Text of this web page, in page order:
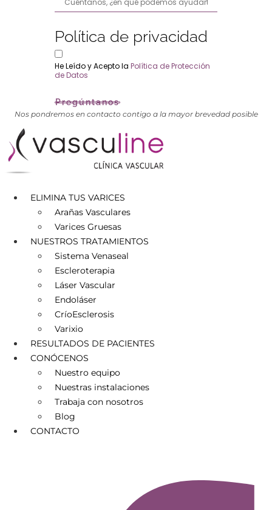
Política de privacidad
He Leído y Acepto la Política de Protección
de Datos
Pregúntanos
Nos pondremos en contacto contigo a la mayor brevedad posible
ELIMINA TUS VARICES
Arañas Vasculares
Varices Gruesas
NUESTROS TRATAMIENTOS
Sistema Venaseal
Escleroterapia
Láser Vascular
Endoláser
CríoEsclerosis
Varixio
RESULTADOS DE PACIENTES
CONÓCENOS
Nuestro equipo
Nuestras instalaciones
Trabaja con nosotros
Blog
CONTACTO